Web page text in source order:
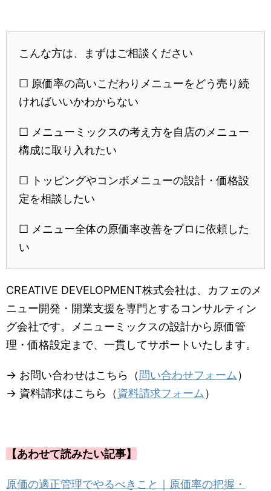
こんな方は、まずはご相談ください
☐ 原価率の高いこだわりメニューをどう売り続
ければいいかわからない
☐ メニューミックスの考え方を自店のメニュー
構成に取り入れたい
☐ トッピングやコンボメニューの設計・価格設
定を相談したい
☐ メニュー全体の原価率改善をプロに依頼した
い
CREATIVE DEVELOPMENT株式会社は、カフェのメ
ニュー開発・開業支援を専門とするコンサルティン
グ会社です。メニューミックスの設計から原価管
理・価格設定まで、一貫してサポートいたします。
→ お問い合わせはこちら（ 問い合わせフォーム ）
→ 資料請求はこちら（資料請求フォーム ）
【あわせて読みたい記事】
原価の適正管理でやるべきこと｜原価率の把握・